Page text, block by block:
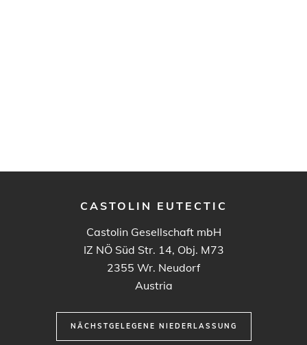
CASTOLIN EUTECTIC
Castolin Gesellschaft mbH
IZ NÖ Süd Str. 14, Obj. M73
2355 Wr. Neudorf
Austria
NÄCHSTGELEGENE NIEDERLASSUNG